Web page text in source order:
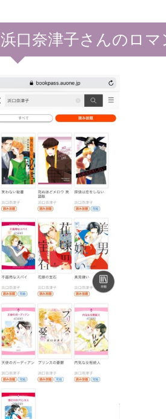
浜口奈津子さんのロマ